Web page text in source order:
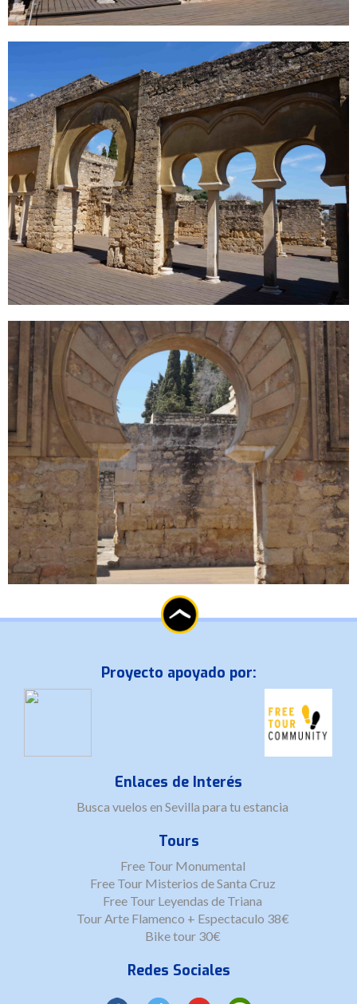
Proyecto apoyado por:
Enlaces de Interés
Busca vuelos en Sevilla para tu estancia
Tours
Free Tour Monumental
Free Tour Misterios de Santa Cruz
Free Tour Leyendas de Triana
Tour Arte Flamenco + Espectaculo 38€
Bike tour 30€
Redes Sociales